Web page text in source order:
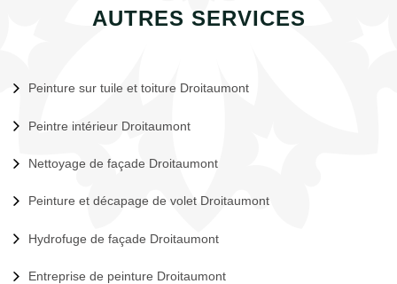
AUTRES SERVICES
Peinture sur tuile et toiture Droitaumont
Peintre intérieur Droitaumont
Nettoyage de façade Droitaumont
Peinture et décapage de volet Droitaumont
Hydrofuge de façade Droitaumont
Entreprise de peinture Droitaumont